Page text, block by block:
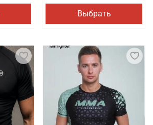
Выбрать